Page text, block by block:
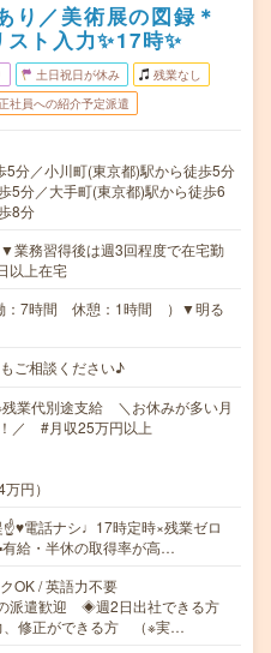
／美術展の図録＊
ト入力✨17時✨
土日祝日が休み 残業なし
社員への紹介予定派遣
5分／小川町(東京都)駅から徒歩5分
5分／大手町(東京都)駅から徒歩6
8分
務習得後は週3回程度で在宅勤
以上在宅
7時間 休憩：1時間 ）▼明る
相談ください♪
業代別途支給 ＼お休みが多い月
／ #月収25万円以上
円）
☝♥電話ナシ♩17時定時×残業ゼロ
給・半休の取得率が高…
OK / 英語力不要
派遣歓迎 ◈週2日出社できる方
、修正ができる方 （※実…